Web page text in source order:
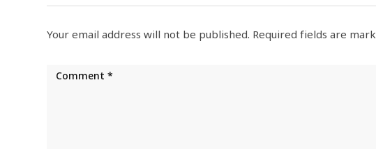
Your email address will not be published. Required fields are